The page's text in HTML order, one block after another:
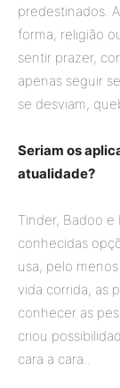
predestinados.
forma, religião
sentir prazer,
apenas seguir
se desviam,
Seriam os
atualidade?
Tinder, Badoo e
conhecidas
usa, pelo
vida corrida, as
conhecer as
criou
cara a cara..